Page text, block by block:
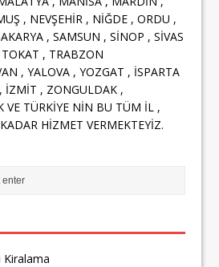
, NEVŞEHİR , NİĞDE , ORDU ,
, SAMSUN , SİNOP , SİVAS
, TRABZON
, YALOVA , YOZGAT , İSPARTA
İZMİT , ZONGULDAK ,
VE TÜRKİYE NİN BU TÜM İL ,
HİZMET VERMEKTEYİZ.
Kiralama